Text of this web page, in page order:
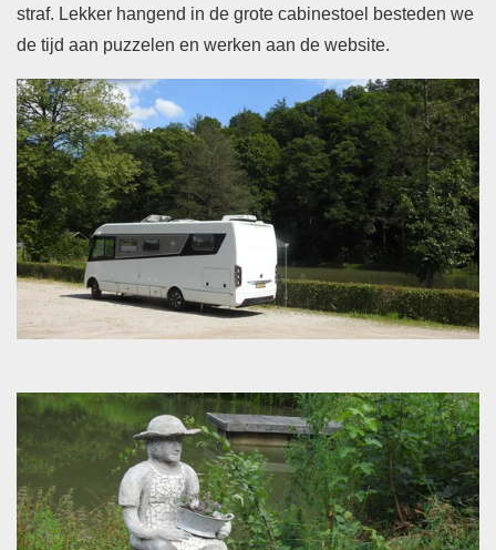
straf. Lekker hangend in de grote cabinestoel besteden we
de tijd aan puzzelen en werken aan de website.